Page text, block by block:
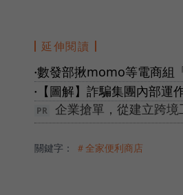
延伸閱讀
●數發部揪momo等電商組
●
【圖解】詐騙集團內部
企業搶單，從建立跨境
關鍵字： ＃全家便利商店